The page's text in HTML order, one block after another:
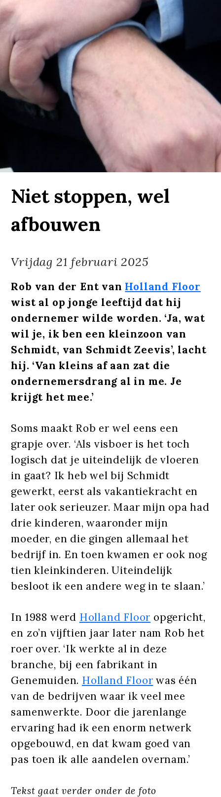
Niet stoppen, wel
afbouwen
Vrijdag 21 februari 2025
Rob van der Ent van Holland Floor
wist al op jonge leeftijd dat hij
ondernemer wilde worden. ‘Ja, wat
wil je, ik ben een kleinzoon van
Schmidt, van Schmidt Zeevis’, lacht
hij. ‘Van kleins af aan zat die
ondernemersdrang al in me. Je
krijgt het mee.’
Soms maakt Rob er wel eens een
grapje over. ‘Als visboer is het toch
logisch dat je uiteindelijk de vloeren
in gaat? Ik heb wel bij Schmidt
gewerkt, eerst als vakantiekracht en
later ook serieuzer. Maar mijn opa had
drie kinderen, waaronder mijn
moeder, en die gingen allemaal het
bedrijf in. En toen kwamen er ook nog
tien kleinkinderen. Uiteindelijk
besloot ik een andere weg in te slaan.’
In 1988 werd Holland Floor opgericht,
en zo’n vijftien jaar later nam Rob het
roer over. ‘Ik werkte al in deze
branche, bij een fabrikant in
Genemuiden. Holland Floor was één
van de bedrijven waar ik veel mee
samenwerkte. Door die jarenlange
ervaring had ik een enorm netwerk
opgebouwd, en dat kwam goed van
pas toen ik alle aandelen overnam.’
Tekst gaat verder onder de foto